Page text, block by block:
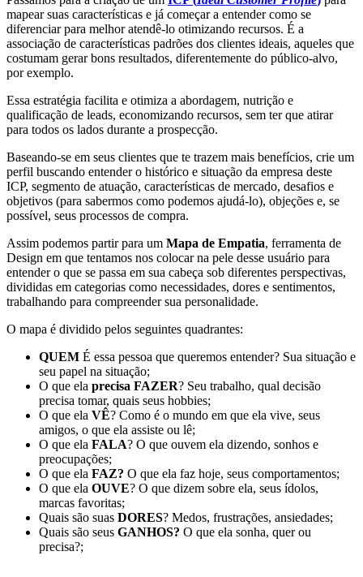
mapear suas características e já começar a entender como se
diferenciar para melhor atendê-lo otimizando recursos. É a
associação de características padrões dos clientes ideais, aqueles que
costumam gerar bons resultados, diferentemente do público-alvo,
por exemplo.
Essa estratégia facilita e otimiza a abordagem, nutrição e
qualificação de leads, economizando recursos, sem ter que atirar
para todos os lados durante a prospecção.
Baseando-se em seus clientes que te trazem mais benefícios, crie um
perfil buscando entender o histórico e situação da empresa deste
ICP, segmento de atuação, características de mercado, desafios e
objetivos (para sabermos como podemos ajudá-lo), objeções e, se
possível, seus processos de compra.
Assim podemos partir para um Mapa de Empatia, ferramenta de
Design em que tentamos nos colocar na pele desse usuário para
entender o que se passa em sua cabeça sob diferentes perspectivas,
divididas em categorias como necessidades, dores e sentimentos,
trabalhando para compreender sua personalidade.
O mapa é dividido pelos seguintes quadrantes:
QUEM É essa pessoa que queremos entender? Sua situação e
seu papel na situação;
O que ela precisa FAZER? Seu trabalho, qual decisão
precisa tomar, quais seus hobbies;
O que ela VÊ? Como é o mundo em que ela vive, seus
amigos, o que ela assiste ou lê;
O que ela FALA? O que ouvem ela dizendo, sonhos e
preocupações;
O que ela FAZ? O que ela faz hoje, seus comportamentos;
O que ela OUVE? O que dizem sobre ela, seus ídolos,
marcas favoritas;
Quais são suas DORES? Medos, frustrações, ansiedades;
Quais são seus GANHOS? O que ela sonha, quer ou
precisa?;